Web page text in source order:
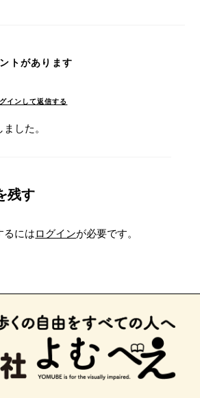
進行方向左手にソフトバンク石神井
トがあります
インして返信する
した。
残す
るにはログインが必要です。